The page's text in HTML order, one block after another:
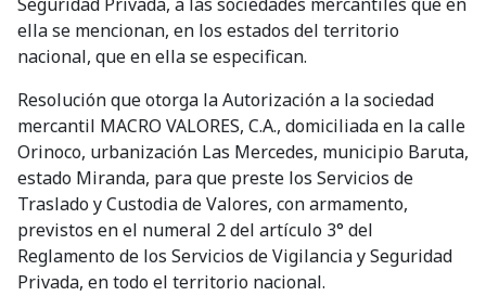
ella se mencionan, en los estados del territorio
nacional, que en ella se especifican.
Resolución que otorga la Autorización a la sociedad
mercantil MACRO VALORES, C.A., domiciliada en la calle
Orinoco, urbanización Las Mercedes, municipio Baruta,
estado Miranda, para que preste los Servicios de
Traslado y Custodia de Valores, con armamento,
previstos en el numeral 2 del artículo 3° del
Reglamento de los Servicios de Vigilancia y Seguridad
Privada, en todo el territorio nacional.